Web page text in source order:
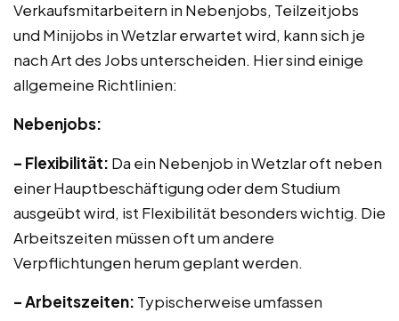
Verkaufsmitarbeitern in Nebenjobs, Teilzeitjobs
und Minijobs in Wetzlar erwartet wird, kann sich je
nach Art des Jobs unterscheiden. Hier sind einige
allgemeine Richtlinien:
Nebenjobs:
– Flexibilität: Da ein Nebenjob in Wetzlar oft neben
einer Hauptbeschäftigung oder dem Studium
ausgeübt wird, ist Flexibilität besonders wichtig. Die
Arbeitszeiten müssen oft um andere
Verpflichtungen herum geplant werden.
– Arbeitszeiten: Typischerweise umfassen